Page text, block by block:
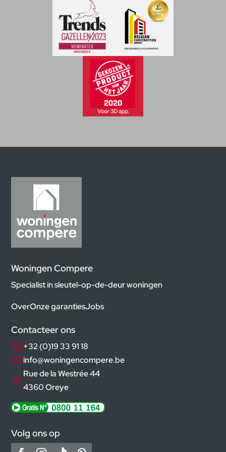
Woningen Compere
Specialist in sleutel-op-de-deur woningen
OverOnze garantiesJobs
Contacteer ons
+32 (0)19 33 91 18
info@woningencompere.be
Rue de la Westrée 44
4360 Oreye
Volg ons op